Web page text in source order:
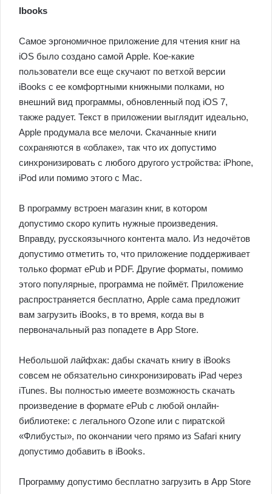
Ibooks
Самое эргономичное приложение для чтения книг на
iOS было создано самой Apple. Кое-какие
пользователи все еще скучают по ветхой версии
iBooks с ее комфортными книжными полками, но
внешний вид программы, обновленный под iOS 7,
также радует. Текст в приложении выглядит идеально,
Apple продумала все мелочи. Скачанные книги
сохраняются в «облаке», так что их допустимо
синхронизировать с любого другого устройства: iPhone,
iPod или помимо этого с Mac.
В программу встроен магазин книг, в котором
допустимо скоро купить нужные произведения.
Вправду, русскоязычного контента мало. Из недочётов
допустимо отметить то, что приложение поддерживает
только формат ePub и PDF. Другие форматы, помимо
этого популярные, программа не поймёт. Приложение
распространяется бесплатно, Apple сама предложит
вам загрузить iBooks, в то время, когда вы в
первоначальный раз попадете в App Store.
Небольшой лайфхак: дабы скачать книгу в iBooks
совсем не обязательно синхронизировать iPad через
iTunes. Вы полностью имеете возможность скачать
произведение в формате ePub с любой онлайн-
библиотеке: с легального Ozone или с пиратской
«Флибусты», по окончании чего прямо из Safari книгу
допустимо добавить в iBooks.
Программу допустимо бесплатно загрузить в App Store